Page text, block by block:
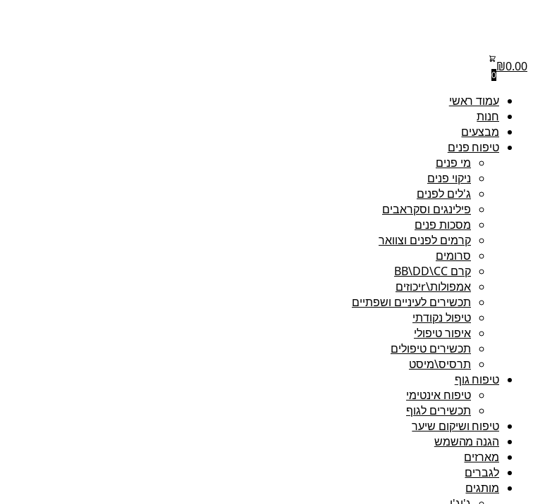
₪0.00
0
עמוד ראשי
חנות
מבצעים
טיפוח פנים
מי פנים
ניקוי פנים
ג'לים לפנים
פילינגים וסקראבים
מסכות פנים
קרמים לפנים וצוואר
סרומים
קרם BB\DD\CC
אמפולות\rיכוזים
תכשירים לעיניים ושפתיים
טיפול נקודתי
איפור טיפולי
תכשירים טיפולים
תרסיס\מיסט
טיפוח גוף
טיפוח אינטימי
תכשירים לגוף
טיפוח ושיקום שיער
הגנה מהשמש
מארזים
לגברים
מותגים